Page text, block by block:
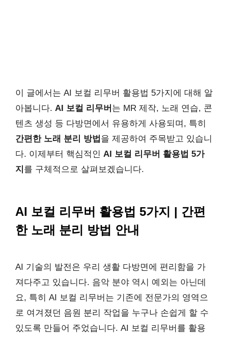
이 글에서는 AI 보컬 리무버 활용법 5가지에 대해 알
아봅니다. AI 보컬 리무버 는 MR 제작, 노래 연습, 콘
텐츠 생성 등 다방면에서 유용하게 사용되며, 특히
간편한 노래 분리 방법 을 제공하여 주목받고 있습니
다. 이제부터 핵심적인 AI 보컬 리무버 활용법 5가
지 를 구체적으로 살펴보겠습니다.
AI 보컬 리무버 활용법 5가지 | 간편
한 노래 분리 방법 안내
AI 기술의 발전은 우리 생활 다방면에 편리함을 가
져다주고 있습니다. 음악 분야 역시 예외는 아닌데
요, 특히 AI 보컬 리무버는 기존에 전문가의 영역으
로 여겨졌던 음원 분리 작업을 누구나 손쉽게 할 수
있도록 만들어 주었습니다. AI 보컬 리무버를 활용